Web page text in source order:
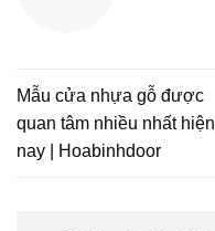
Mẫu cửa nhựa gỗ được
quan tâm nhiều nhất hiện
nay | Hoabinhdoor